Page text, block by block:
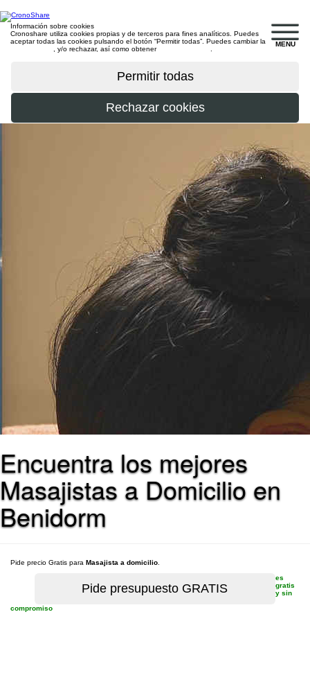
MENU
Información sobre cookies
Cronoshare utiliza cookies propias y de terceros para fines analíticos. Puedes
aceptar todas las cookies pulsando el botón “Permitir todas”. Puedes cambiar la
, y/o rechazar, así como obtener
Encuentra los mejores
Masajistas a Domicilio en
Benidorm
Pide precio Gratis para Masajista a domicilio
es
gratis
y sin
compromiso